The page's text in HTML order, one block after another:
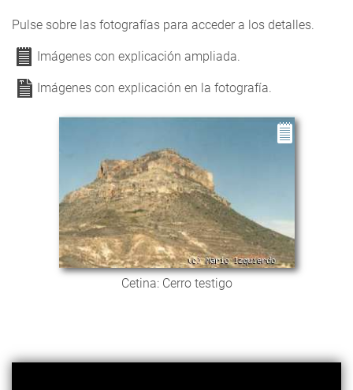
Pulse sobre las fotografías para acceder a los detalles.
Imágenes con explicación ampliada.
Imágenes con explicación en la fotografía.
Cetina: Cerro testigo